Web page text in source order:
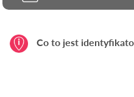
Co to jest